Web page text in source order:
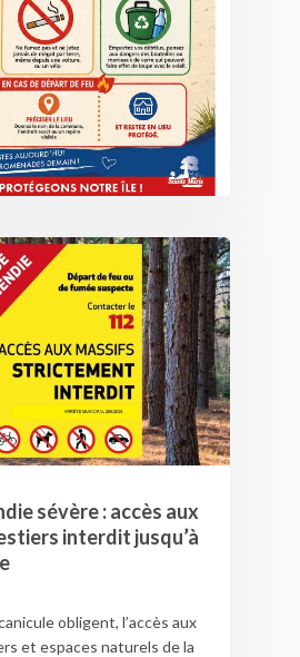
sévère d’incendie :
de risque très sévère
en vigueur, quelques
pour protéger notre
préserver les espaces
Marie de Ré.
sévère : accès aux
interdit jusqu’à
obligent, l’accès aux
et espaces naturels de la